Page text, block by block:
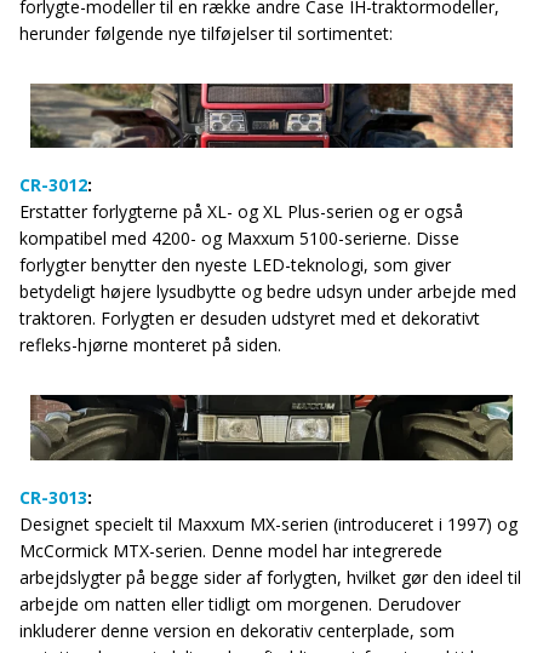
forlygte-modeller til en række andre Case IH-traktormodeller,
herunder følgende nye tilføjelser til sortimentet:
CR-3012:
Erstatter forlygterne på XL- og XL Plus-serien og er også
kompatibel med 4200- og Maxxum 5100-serierne. Disse
forlygter benytter den nyeste LED-teknologi, som giver
betydeligt højere lysudbytte og bedre udsyn under arbejde med
traktoren. Forlygten er desuden udstyret med et dekorativt
refleks-hjørne monteret på siden.
CR-3013:
Designet specielt til Maxxum MX-serien (introduceret i 1997) og
McCormick MTX-serien. Denne model har integrerede
arbejdslygter på begge sider af forlygten, hvilket gør den ideel til
arbejde om natten eller tidligt om morgenen. Derudover
inkluderer denne version en dekorativ centerplade, som